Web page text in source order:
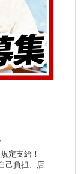
定支給！
己負担、店